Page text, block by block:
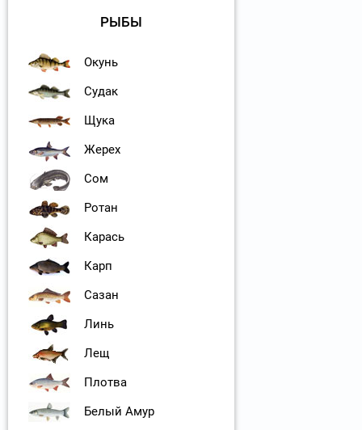
РЫБЫ
Окунь
Судак
Щука
Жерех
Сом
Ротан
Карась
Карп
Сазан
Линь
Лещ
Плотва
Белый Амур